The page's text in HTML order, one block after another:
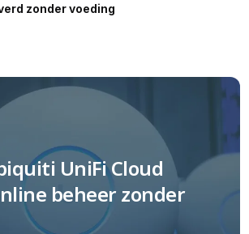
zonder voeding
UniFi Cloud
beheer zonder